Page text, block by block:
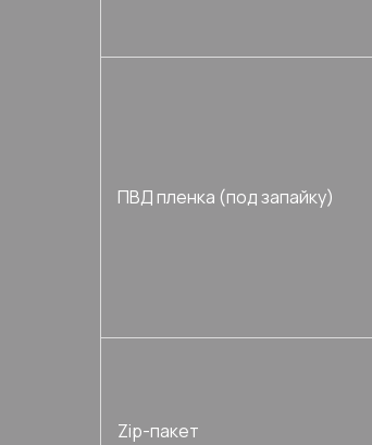
ПВД пленка (под запайку)
Zip-пакет